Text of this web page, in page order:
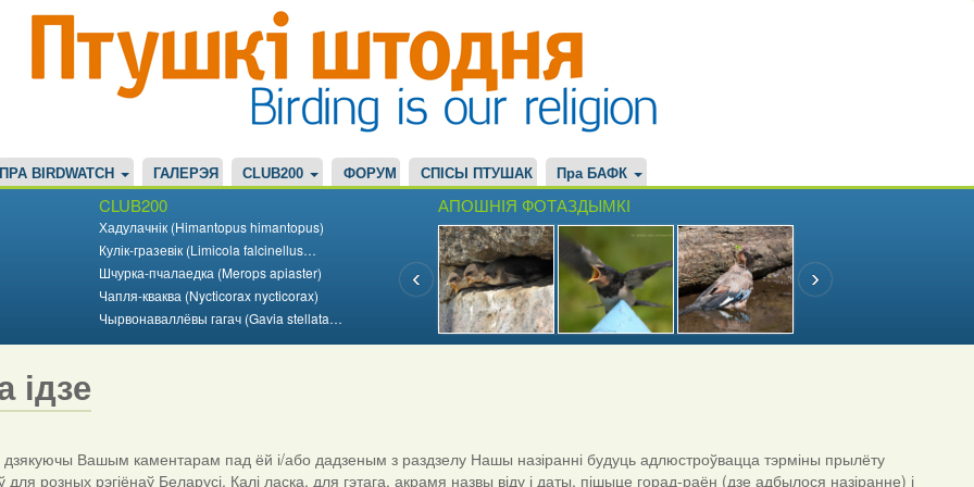
ПРА BIRDWATCH ГАЛЕРЭЯ CLUB200 ФОРУМ СПІСЫ ПТУШАК Пра БАФК
CLUB200
Хадулачнік (Himantopus himantopus)
Кулік-гразевік (Limicola falcinellus…
Шчурка-пчалаедка (Merops apiaster)
Чапля-кваква (Nycticorax nycticorax)
Чырвонаваллёвы гагач (Gavia stellata…
АПОШНІЯ ФОТАЗДЫМКІ
ідзе
Вашым каментарам пад ёй і/або дадзеным з раздзелу Нашы назіранні будуць адлюстроўвацца тэрміны прылёту
для розных рэгіёнаў Беларусі. Калі ласка, для гэтага, акрамя назвы віду і даты, пішыце горад-раён (дзе адбылося назіранне) і